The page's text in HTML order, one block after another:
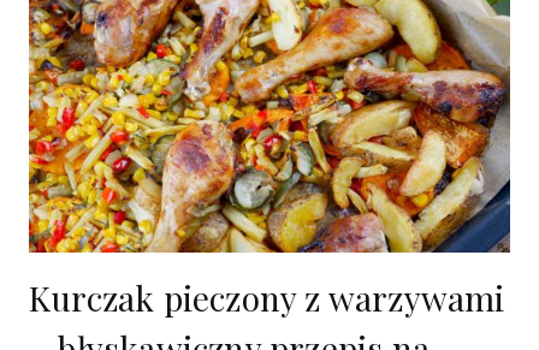
Kurczak pieczony z warzywami